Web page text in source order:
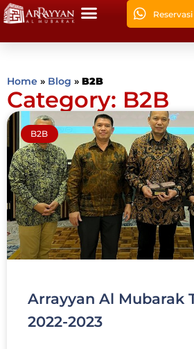
Reservasi
Home » Blog » B2B
Category: B2B
B2B
Arrayyan Al Mubarak
2022-2023